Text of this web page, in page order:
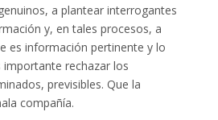
a plantear interrogantes
y, en tales procesos, a
es información pertinente y lo
importante rechazar los
previsibles. Que la
compañía.